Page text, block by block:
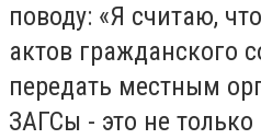
поводу: «Я считаю,
актов гражданского
передать местным
ЗАГСы - это не только